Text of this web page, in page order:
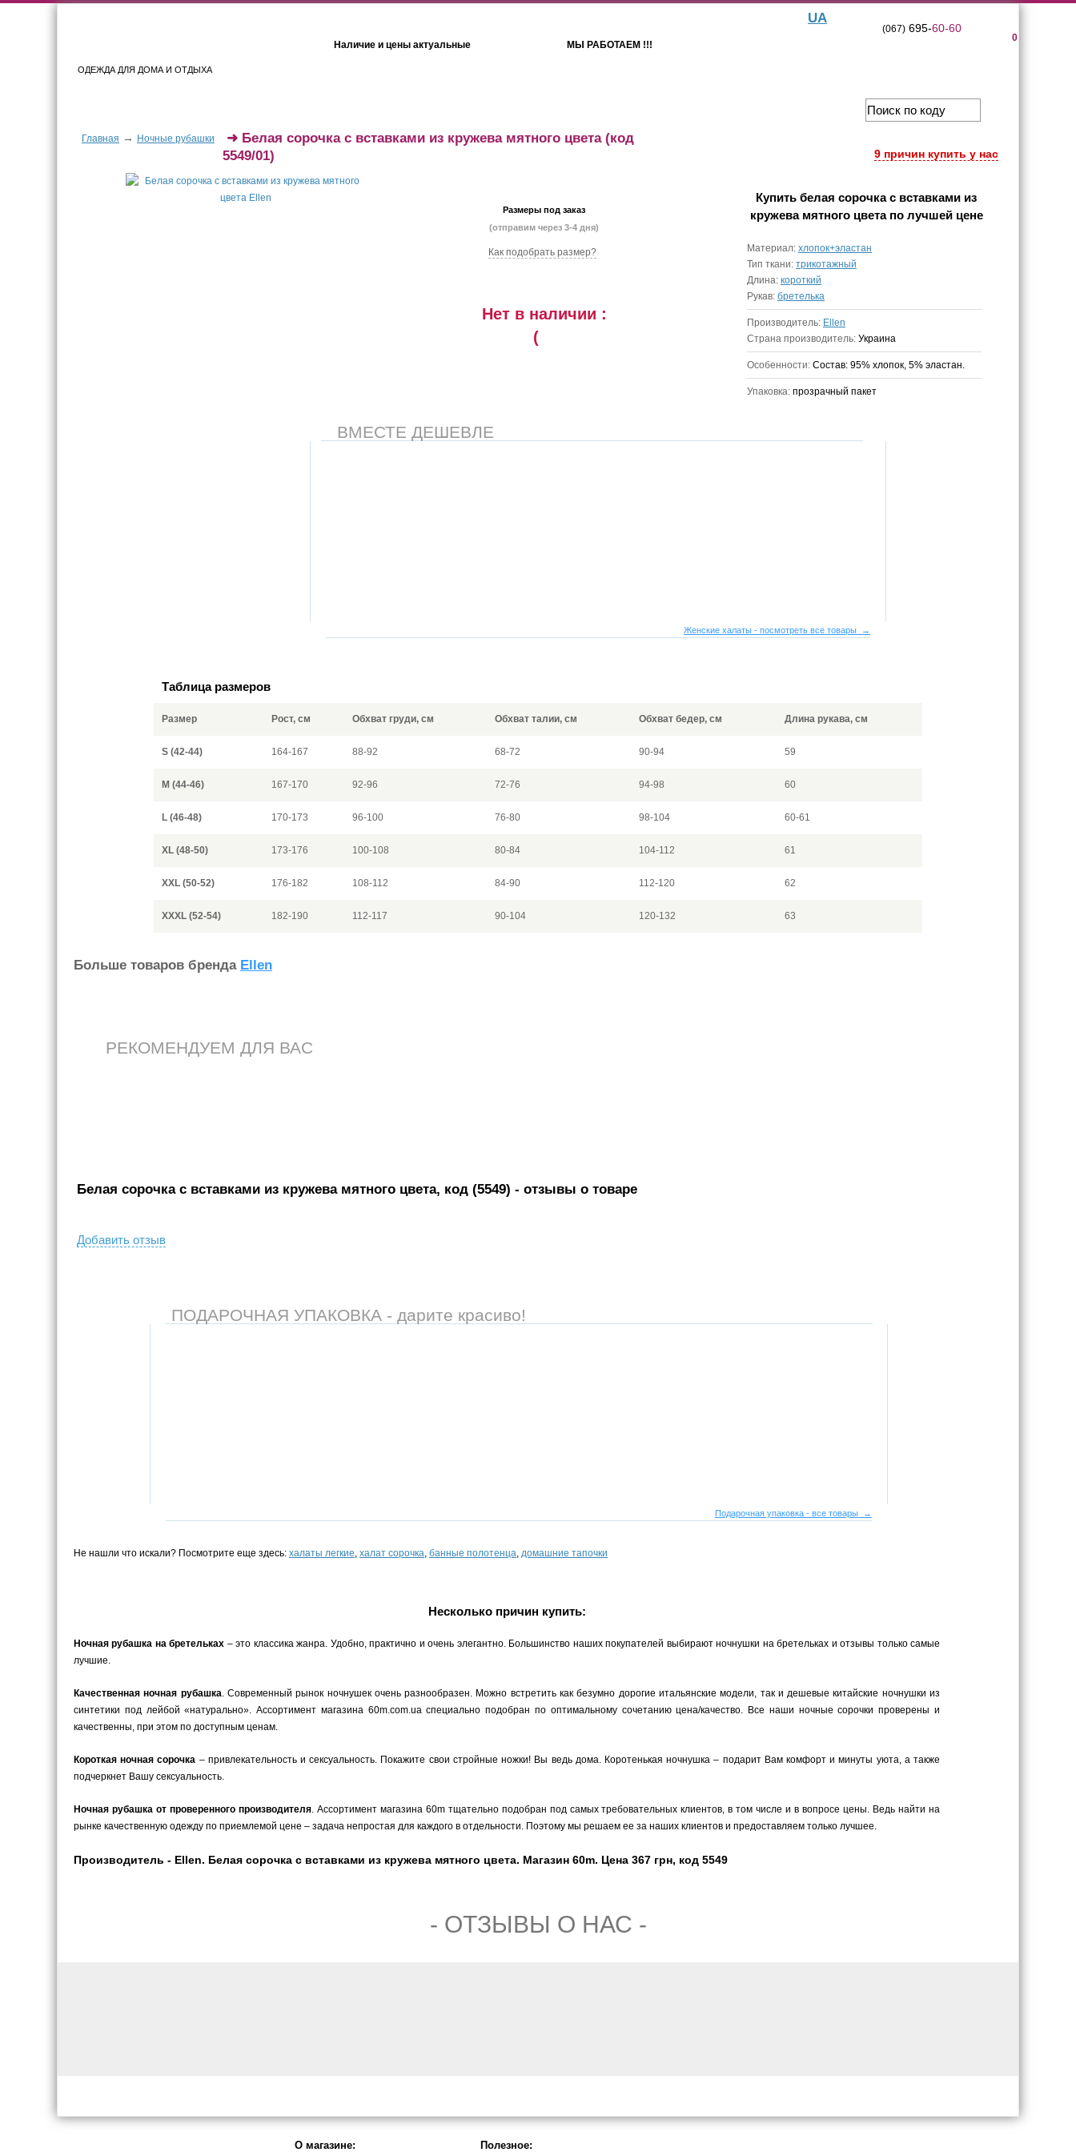
ОДЕЖДА ДЛЯ ДОМА И ОТДЫХА
Наличие и цены актуальные МЫ РАБОТАЕМ !!!
UA
0
(067)695-60-60
Главная → Ночные рубашки
9 причин купить у нас
➜ Белая сорочка с вставками из кружева мятного цвета(код
5549/01)
Размеры под заказ
(отправим через 3-4 дня)
Как подобрать размер?
Нет в наличии :
(
Купить белая сорочка с вставками из
кружева мятного цветапо лучшей цене
Материал: хлопок+эластан
Тип ткани: трикотажный
Длина: короткий
Рукав: бретелька
Производитель: Ellen
Страна производитель: Украина
Особенности: Состав: 95% хлопок, 5% эластан.
Упаковка: прозрачный пакет
ВМЕСТЕ ДЕШЕВЛЕ
Женские халаты - посмотреть все товары →
Таблица размеров
Размер Рост, см Обхват груди, см Обхват талии, см Обхват бедер, см Длина рукава, см
S (42-44) 164-167 88-92 68-72 90-94 59
M (44-46) 167-170 92-96 72-76 94-98 60
L (46-48) 170-173 96-100 76-80 98-104 60-61
XL (48-50) 173-176 100-108 80-84 104-112 61
XXL (50-52) 176-182 108-112 84-90 112-120 62
XXXL (52-54) 182-190 112-117 90-104 120-132 63
Больше товаров бренда Ellen
РЕКОМЕНДУЕМ ДЛЯ ВАС
Белая сорочка с вставками из кружева мятного цвета, код (5549) - отзывы о товаре
Добавить отзыв
ПОДАРОЧНАЯ УПАКОВКА - дарите красиво!
Подарочная упаковка - все товары →
Не нашли что искали? Посмотрите еще здесь: халаты легкие, халат сорочка, банные полотенца, домашние тапочки
Несколько причин купить:
Ночная рубашка на бретельках – это классика жанра. Удобно, практично и очень элегантно. Большинство наших покупателей выбирают ночнушки на бретельках и отзывы только самые
лучшие.
Качественная ночная рубашка. Современный рынок ночнушек очень разнообразен. Можно встретить как безумно дорогие итальянские модели, так и дешевые китайские ночнушки из
синтетики под лейбой «натурально». Ассортимент магазина 60m.com.ua специально подобран по оптимальному сочетанию цена/качество. Все наши ночные сорочки проверены и
качественны, при этом по доступным ценам.
Короткая ночная сорочка – привлекательность и сексуальность. Покажите свои стройные ножки! Вы ведь дома. Коротенькая ночнушка – подарит Вам комфорт и минуты уюта, а также
подчеркнет Вашу сексуальность.
Ночная рубашка от проверенного производителя. Ассортимент магазина 60m тщательно подобран под самых требовательных клиентов, в том числе и в вопросе цены. Ведь найти на
рынке качественную одежду по приемлемой цене – задача непростая для каждого в отдельности. Поэтому мы решаем ее за наших клиентов и предоставляем только лучшее.
Производитель - Ellen. Белая сорочка с вставками из кружева мятного цвета. Магазин 60m. Цена 367 грн, код 5549
- ОТЗЫВЫ О НАС -
О магазине: Полезное: